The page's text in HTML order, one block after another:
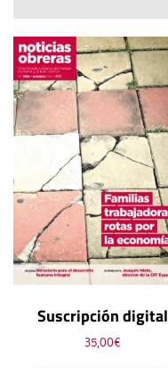
Suscripción digital
35,00€